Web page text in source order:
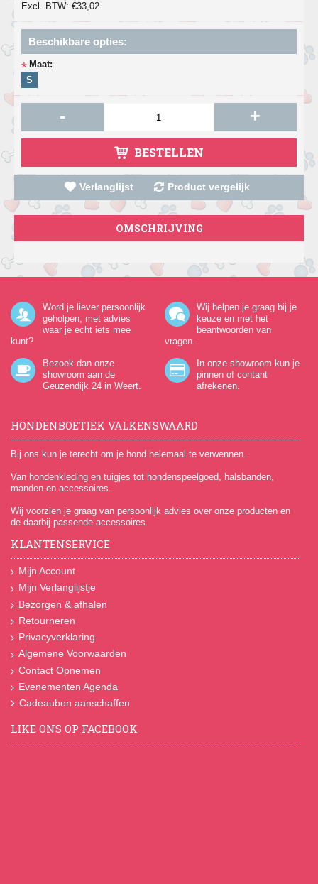
Excl. BTW: €33,02
Beschikbare opties:
* Maat:
S
- +
BESTELLEN
Verlanglijst Product vergelijk
OMSCHRIJVING
Word je liever persoonlijk
geholpen, met advies
waar je echt iets mee
kunt?
Wij helpen je graag bij je
keuze en met het
beantwoorden van
vragen.
Bezoek dan onze
showroom aan de
Geuzendijk 24 in Weert.
In onze showroom kun je
pinnen of contant
afrekenen.
HONDENBOETIEK VALKENSWAARD
Bij ons kun je terecht om je hond helemaal te verwennen.
Van hondenkleding en tuigjes tot hondenspeelgoed, halsbanden,
manden en accessoires.
Wij voorzien je graag van persoonlijk advies over onze producten en
de daarbij passende accessoires.
KLANTENSERVICE
Mijn Account
Mijn Verlanglijstje
Bezorgen & afhalen
Retourneren
Privacyverklaring
Algemene Voorwaarden
Contact Opnemen
Evenementen Agenda
Cadeaubon aanschaffen
LIKE ONS OP FACEBOOK